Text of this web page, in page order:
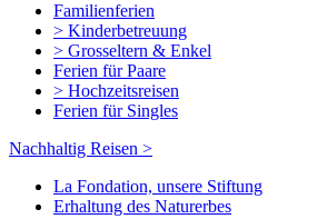
Familienferien
> Kinderbetreuung
> Grosseltern & Enkel
Ferien für Paare
> Hochzeitsreisen
Ferien für Singles
Nachhaltig Reisen >
La Fondation, unsere Stiftung
Erhaltung des Naturerbes